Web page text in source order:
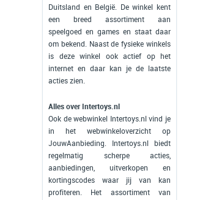
Duitsland en België. De winkel kent
een breed assortiment aan
speelgoed en games en staat daar
om bekend. Naast de fysieke winkels
is deze winkel ook actief op het
internet en daar kan je de laatste
acties zien.
Alles over Intertoys.nl
Ook de webwinkel Intertoys.nl vind je
in het webwinkeloverzicht op
JouwAanbieding. Intertoys.nl biedt
regelmatig scherpe acties,
aanbiedingen, uitverkopen en
kortingscodes waar jij van kan
profiteren. Het assortiment van